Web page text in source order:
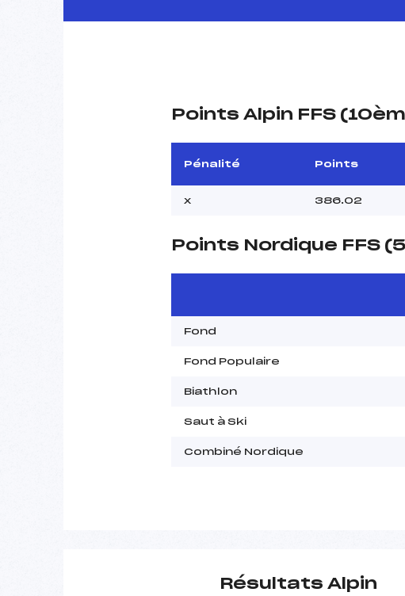
Points Alpin FFS
Pénalité Points
x 386.02
Points Nordique FFS
Fond
Fond Populaire
Biathlon
Saut à Ski
Combiné Nordique
Résultats Alpin